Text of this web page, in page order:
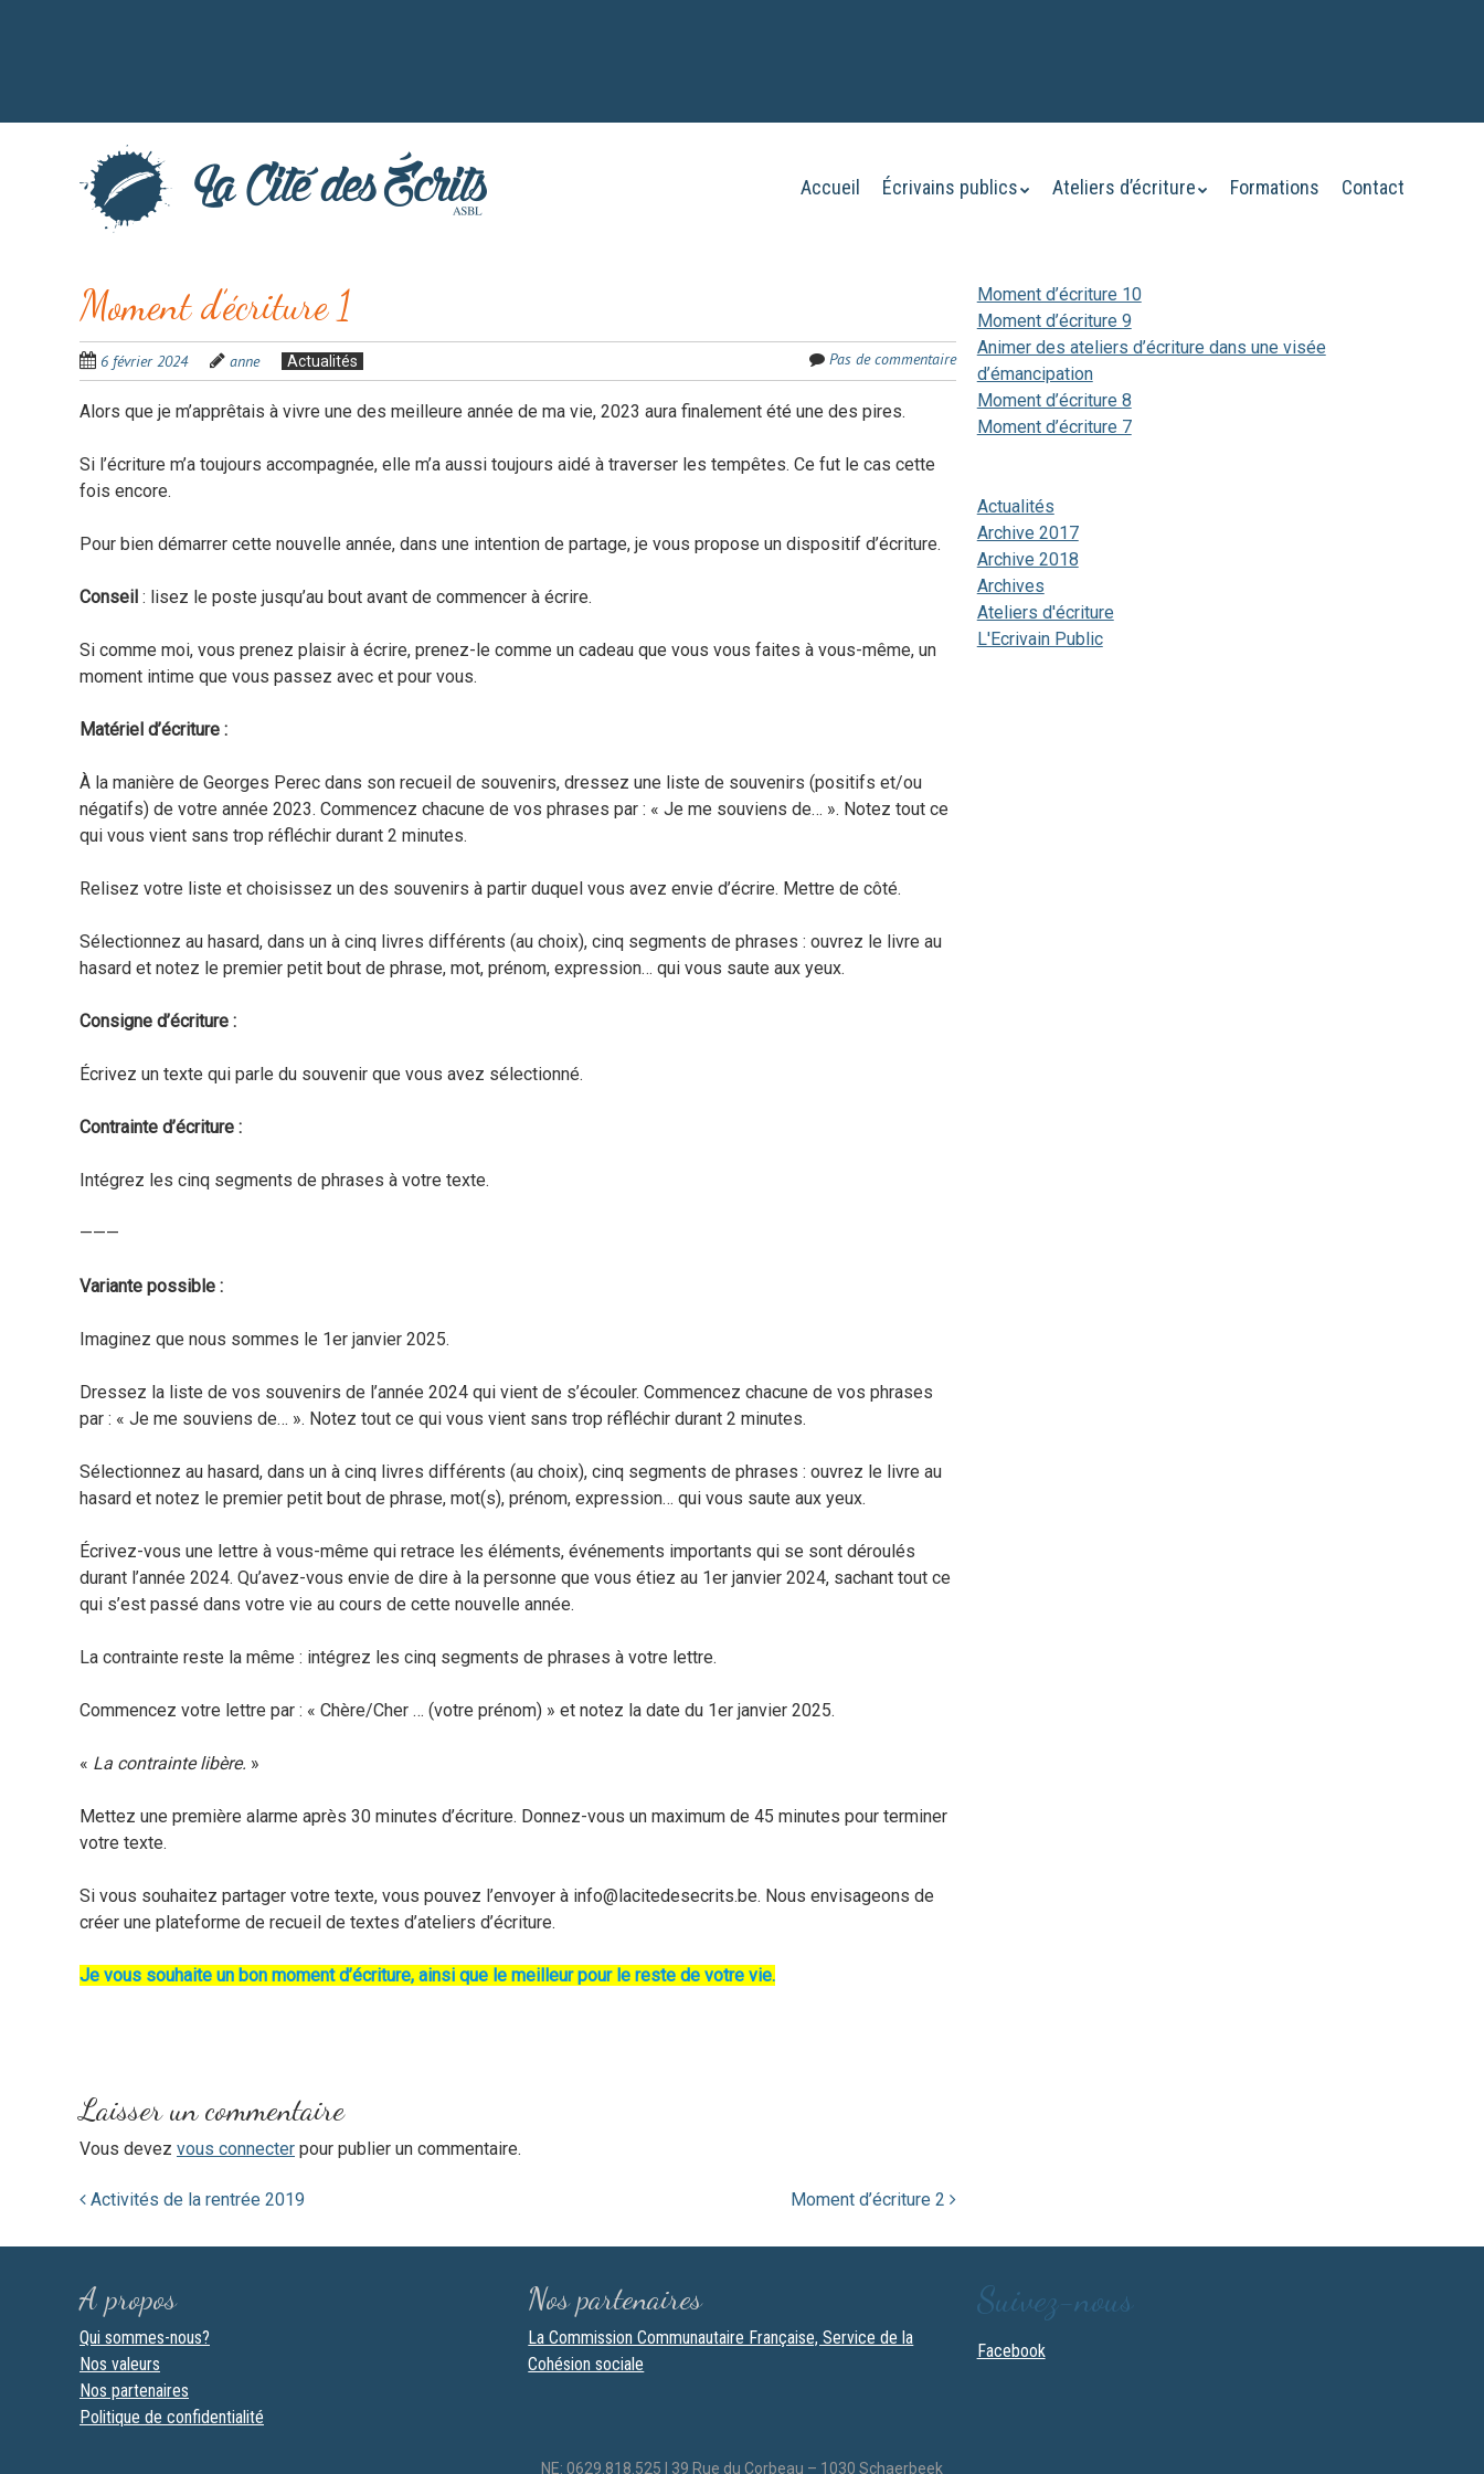
Menu
AllerAccueil Écrivains publics Ateliers d’écriture Formations Contact
Moment d’écriture 1
6 février 2024 anne Actualités Pas de commentaire
Alors que je m’apprêtais à vivre une des meilleure année de ma vie, 2023 aura finalement été une des pires.
Si l’écriture m’a toujours accompagnée, elle m’a aussi toujours aidé à traverser les tempêtes. Ce fut le cas cette
fois encore.
Pour bien démarrer cette nouvelle année, dans une intention de partage, je vous propose un dispositif d’écriture.
Conseil : lisez le poste jusqu’au bout avant de commencer à écrire.
Si comme moi, vous prenez plaisir à écrire, prenez-le comme un cadeau que vous vous faites à vous-même, un
moment intime que vous passez avec et pour vous.
Matériel d’écriture :
À la manière de Georges Perec dans son recueil de souvenirs, dressez une liste de souvenirs (positifs et/ou
négatifs) de votre année 2023. Commencez chacune de vos phrases par : « Je me souviens de… ». Notez tout ce
qui vous vient sans trop réfléchir durant 2 minutes.
Relisez votre liste et choisissez un des souvenirs à partir duquel vous avez envie d’écrire. Mettre de côté.
Sélectionnez au hasard, dans un à cinq livres différents (au choix), cinq segments de phrases : ouvrez le livre au
hasard et notez le premier petit bout de phrase, mot, prénom, expression… qui vous saute aux yeux.
Consigne d’écriture :
Écrivez un texte qui parle du souvenir que vous avez sélectionné.
Contrainte d’écriture :
Intégrez les cinq segments de phrases à votre texte.
———
Variante possible :
Imaginez que nous sommes le 1er janvier 2025.
Dressez la liste de vos souvenirs de l’année 2024 qui vient de s’écouler. Commencez chacune de vos phrases
par : « Je me souviens de… ». Notez tout ce qui vous vient sans trop réfléchir durant 2 minutes.
Sélectionnez au hasard, dans un à cinq livres différents (au choix), cinq segments de phrases : ouvrez le livre au
hasard et notez le premier petit bout de phrase, mot(s), prénom, expression… qui vous saute aux yeux.
Écrivez-vous une lettre à vous-même qui retrace les éléments, événements importants qui se sont déroulés
durant l’année 2024. Qu’avez-vous envie de dire à la personne que vous étiez au 1er janvier 2024, sachant tout ce
qui s’est passé dans votre vie au cours de cette nouvelle année.
La contrainte reste la même : intégrez les cinq segments de phrases à votre lettre.
Commencez votre lettre par : « Chère/Cher … (votre prénom) » et notez la date du 1er janvier 2025.
« La contrainte libère. »
Mettez une première alarme après 30 minutes d’écriture. Donnez-vous un maximum de 45 minutes pour terminer
votre texte.
Si vous souhaitez partager votre texte, vous pouvez l’envoyer à info@lacitedesecrits.be. Nous envisageons de
créer une plateforme de recueil de textes d’ateliers d’écriture.
Je vous souhaite un bon moment d’écriture, ainsi que le meilleur pour le reste de votre vie.
Laisser un commentaire
Vous devez vous connecter pour publier un commentaire.
Navigation
de
l'article
Activités de la rentrée 2019 Moment d’écriture 2
Moment d’écriture 10
Moment d’écriture 9
Animer des ateliers d’écriture dans une visée
d’émancipation
Moment d’écriture 8
Moment d’écriture 7
Actualités
Archive 2017
Archive 2018
Archives
Ateliers d'écriture
L'Ecrivain Public
A propos
Qui sommes-nous?
Nos valeurs
Nos partenaires
Politique de confidentialité
Nos partenaires
La Commission Communautaire Française, Service de la
Cohésion sociale
Suivez-nous
Facebook
NE: 0629.818.525 | 39 Rue du Corbeau – 1030 Schaerbeek